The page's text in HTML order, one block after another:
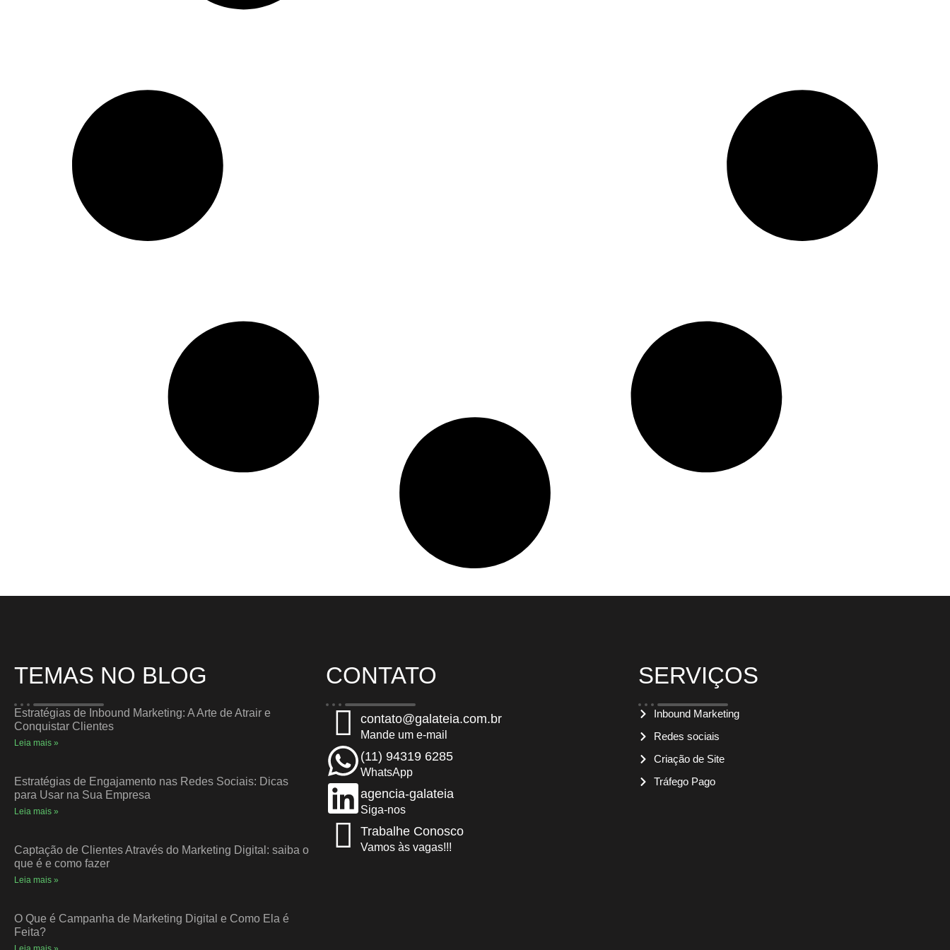
TEMAS NO BLOG
Estratégias de Inbound Marketing: A Arte de Atrair e
Conquistar Clientes
Leia mais »
Estratégias de Engajamento nas Redes Sociais: Dicas
para Usar na Sua Empresa
Leia mais »
Captação de Clientes Através do Marketing Digital: saiba o
que é e como fazer
Leia mais »
O Que é Campanha de Marketing Digital e Como Ela é
Feita?
CONTATO
contato@galateia.com.br
Mande um e-mail
(11) 94319 6285
WhatsApp
agencia-galateia
Siga-nos
Trabalhe Conosco
Vamos às vagas!!!
SERVIÇOS
Inbound Marketing
Redes sociais
Criação de Site
Tráfego Pago